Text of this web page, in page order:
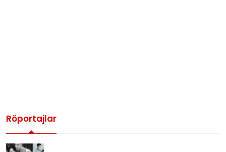
Röportajlar